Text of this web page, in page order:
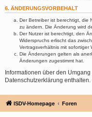
6. ÄNDERUNGSVORBEHALT
Der Betreiber ist berechtigt, die
zu ändern. Die Änderung wird
Der Nutzer ist berechtigt, den
Widerspruchs erlischt das
Vertragsverhältnis mit sofortiger
Die Änderungen gelten als
Änderungen zugestimmt hat.
Informationen über den
Datenschutzerklärung enthalten.
ISDV-Homepage Foren